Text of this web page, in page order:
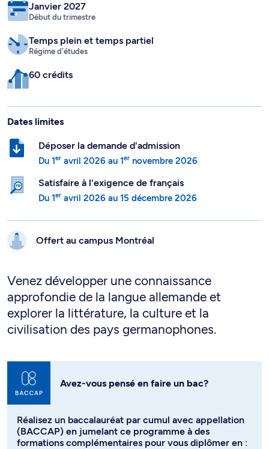
Janvier 2027
Début du trimestre
Temps plein et temps partiel
Régime d'études
60 crédits
Dates limites
Déposer la demande d'admission
Du 1er avril 2026 au 1er novembre 2026
Satisfaire à l'exigence de français
Du 1er avril 2026 au 15 décembre 2026
Offert au campus Montréal
Venez développer une connaissance
approfondie de la langue allemande et
explorer la littérature, la culture et la
civilisation des pays germanophones.
Avez-vous pensé en faire un bac?
Réalisez un baccalauréat par cumul avec appellation
(BACCAP) en jumelant ce programme à des
formations complémentaires pour vous diplômer en :